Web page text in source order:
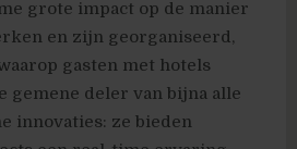
grote impact op de manier
en zijn georganiseerd,
gasten met hotels
gemene deler van bijna alle
innovaties: ze bieden